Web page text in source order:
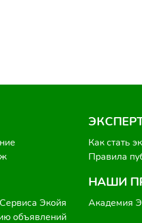
Экойя
объявлений
Как стать
Правила
НАШИ
Академия